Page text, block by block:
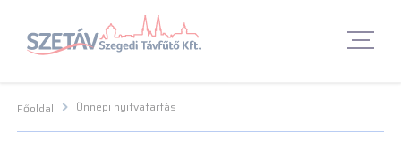
Navigációs menü segédlet
Fő Navigációs menü Fő Navigációs menü Fő tartalom Fő
Főoldal Ünnepi nyitvatartás